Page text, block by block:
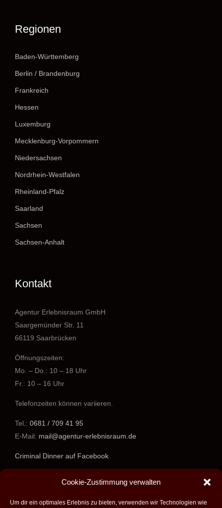
Cookie-Zustimmung verwalten
Um dir ein optimales Erlebnis zu bieten, verwenden wir Technologien wie
Regionen
Baden-Württemberg
Berlin / Brandenburg
Frankreich
Hessen
Luxemburg
Mecklenburg-Vorpommern
Niedersachsen
Nordrhein-Westfalen
Rheinland-Pfalz
Saarland
Sachsen
Sachsen-Anhalt
Kontakt
Agentur Erlebnisraum GmbH
Saargemünder Str. 11
66119 Saarbrücken
Öffnungszeiten:
Mo. – Do.: 10 – 18 Uhr
Fr.: 10 – 16 Uhr
Telefonzeiten können variieren.
Tel.: 0681 / 709 41 95
E-Mail: mail@agentur-erlebnisraum.de
Criminal Dinner auf Facebook